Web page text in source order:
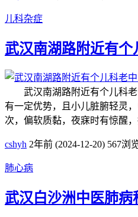
儿科杂症
武汉南湖路附近有个
武汉南湖路附近有个儿科老
有一定优势，且小儿脏腑轻灵
次，偏软质黏，夜寐时有惊
cshyh 2年前 (2024-12-20) 567浏
肺心病
武汉白沙洲中医肺